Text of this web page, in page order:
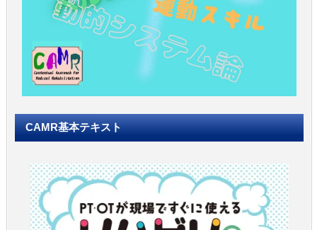
CAMR基本テキスト